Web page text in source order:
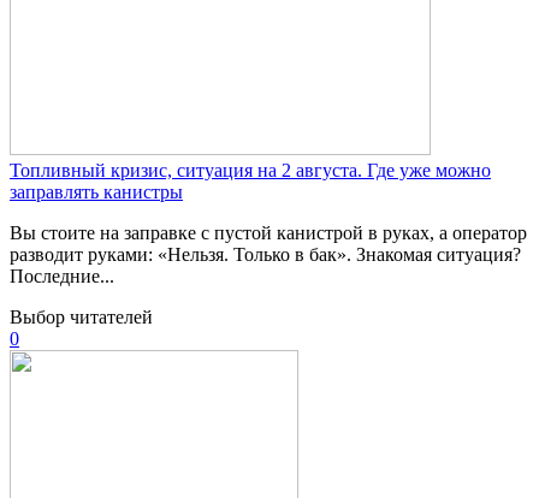
Топливный кризис, ситуация на 2 августа. Где уже можно
заправлять канистры
Вы стоите на заправке с пустой канистрой в руках, а оператор
разводит руками: «Нельзя. Только в бак». Знакомая ситуация?
Последние...
Выбор читателей
0